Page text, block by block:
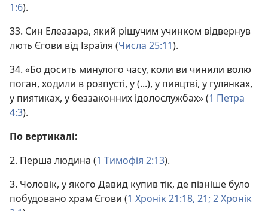
1:6).
33. Син Елеазара, який рішучим учинком відвернув
лють Єгови від Ізраїля (Числа 25:11).
34. «Бо досить минулого часу, коли ви чинили волю
поган, ходили в розпусті, у (...), у пияцтві, у гулянках,
у пиятиках, у беззаконних ідолослужбах» (1 Петра
4:3).
По вертикалі:
2. Перша людина (1 Тимофія 2:13).
3. Чоловік, у якого Давид купив тік, де пізніше було
побудовано храм Єгови (1 Хронік 21:18, 21; 2 Хронік